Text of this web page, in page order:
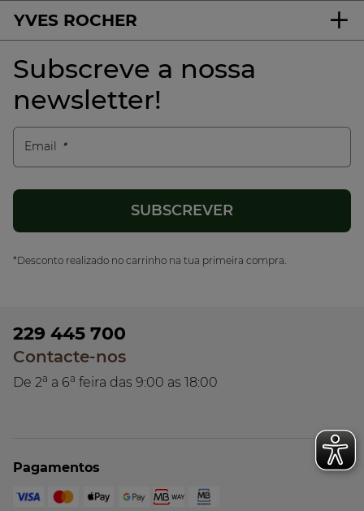
YVES ROCHER
Subscreve a nossa
newsletter!
Email
*Desconto realizado no carrinho na tua primeira compra.
229 445 700
Contacte-nos
De 2a a 6a feira das 9:00 as 18:00
Pagamentos